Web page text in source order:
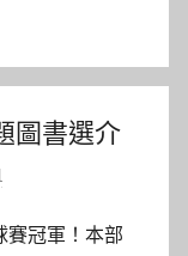
圖書選介
賽冠軍！本部